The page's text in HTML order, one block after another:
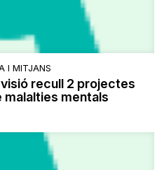
I MITJANS
recull 2 projectes
mentals